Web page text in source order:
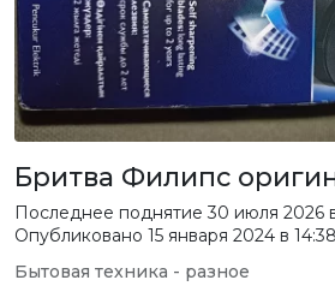
Бритва Филипс
Последнее поднятие30 июля 2026
Опубликовано 15 января 2024 в 14:38
Бытовая техника - разное